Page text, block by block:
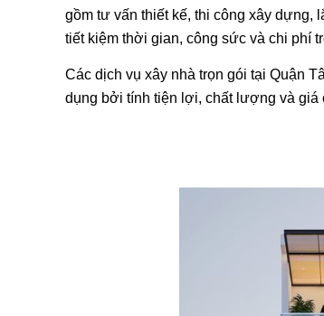
gồm tư vấn thiết kế, thi công xây dựng,
tiết kiệm thời gian, công sức và chi phí
Các dịch vụ xây nhà trọn gói tại Quận
dụng bởi tính tiện lợi, chất lượng và giá